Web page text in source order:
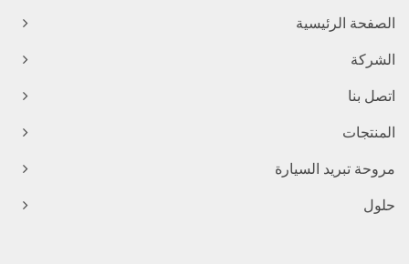
الصفحة الرئيسية
الشركة
اتصل بنا
المنتجات
مروحة تبريد السيارة
حلول